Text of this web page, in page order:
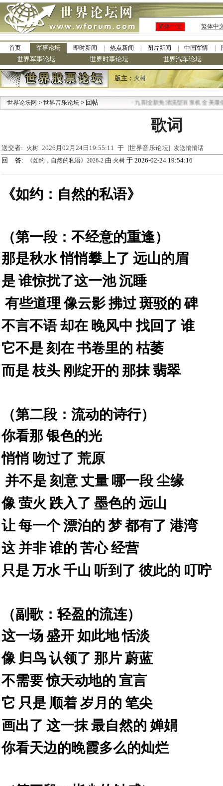
简体中文 繁体中
首页 军事论坛 即时新闻 热点新闻 图片新闻 中国军情
世界军事论坛 世界时事论坛 世界汽车论坛
版主： 火树
世界论坛网 > 世界音乐论坛 > 回帖 九阳全新免清洗型豆浆机 全美最低
歌词
送交者: 火树 2026月02月24日19:55:11 于 [世界音乐论坛] 发送悄悄话
回 答: 《如约，自然的私语》2026-2 由 火树 于 2026-02-24 19:54:16
《如约：自然的私语》
（第一段：不经意的重逢）
那是秋水悄悄攀上了 远山的眉
是 谁惊扰了这一池沉睡
有些道理 像云影拂过斑驳的 碑
不言不语却在 晚风中 找回了 谁
它不是 刻在书卷里的 枯萎
而是 枝头 刚绽开的 那抹翡翠
（第二段：流动的诗行）
你看那银色的光
悄悄 吻过了 荒原
并不是 刻意 丈量 哪一段尘缘
像萤火 跌入了 墨色的 远山
让每一个漂泊的 梦都有了 港湾
这 并非谁的 苦心经营
只是 万水千山 听到了 彼此的 叮咛
（副歌：轻盈的流连）
这一场 盛开如此地恬淡
像 归鸟认领了 那片蔚蓝
不需要惊天动地的 宣言
它 只是 顺着岁月的 笔尖
画出了 这一抹最自然的 婵娟
你看天边的晚霞多么的灿烂